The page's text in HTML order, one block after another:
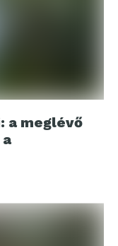
a meglévő